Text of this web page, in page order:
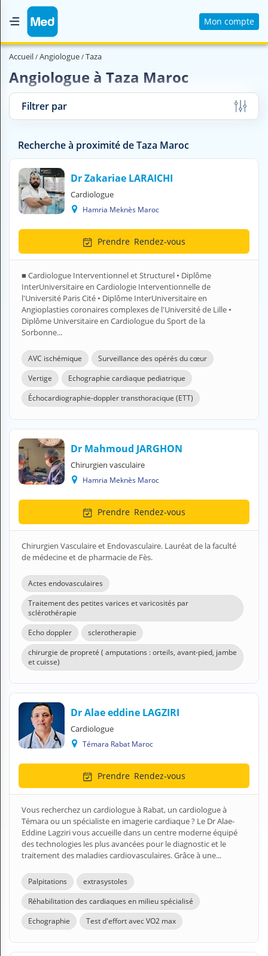
Mon compte
Accueil
Magazine Médical
Nous contacter
Professionnel de santé
Pharmacie
Médicament
Clinique
Laboratoire
M
FR Français
Se connecter
Accueil Angiologue Taza
Angiologue à Taza Maroc
Filtrer par
Recherche à proximité de Taza Maroc
Dr Zakariae LARAICHI
Cardiologue
Hamria Meknès Maroc
Prendre Rendez-vous
■ Cardiologue Interventionnel et Structurel • Diplôme
InterUniversitaire en Cardiologie Interventionnelle de
l'Université Paris Cité • Diplôme InterUniversitaire en
Angioplasties coronaires complexes de l'Université de Lille •
Diplôme Universitaire en Cardiologue du Sport de la
Sorbonne...
AVC ischémique
Surveillance des opérés du cœur
Vertige
Echographie cardiaque pediatrique
Échocardiographie-doppler transthoracique (ETT)
Dr Mahmoud JARGHON
Chirurgien vasculaire
Hamria Meknès Maroc
Prendre Rendez-vous
Chirurgien Vasculaire et Endovasculaire. Lauréat de la faculté
de médecine et de pharmacie de Fès.
Actes endovasculaires
Traitement des petites varices et varicosités par
sclérothérapie
Echo doppler
sclerotherapie
chirurgie de propreté ( amputations : orteils, avant-pied, jambe
et cuisse)
Dr Alae eddine LAGZIRI
Cardiologue
Témara Rabat Maroc
Prendre Rendez-vous
Vous recherchez un cardiologue à Rabat, un cardiologue à
Témara ou un spécialiste en imagerie cardiaque ? Le Dr Alae-
Eddine Lagziri vous accueille dans un centre moderne équipé
des technologies les plus avancées pour le diagnostic et le
traitement des maladies cardiovasculaires. Grâce à une...
Palpitations
extrasystoles
Réhabilitation des cardiaques en milieu spécialisé
Echographie
Test d'effort avec VO2 max